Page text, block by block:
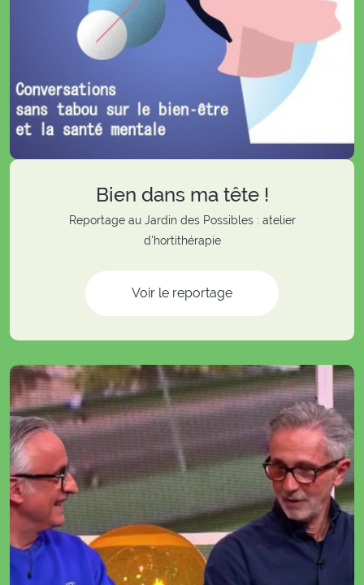
Bien dans ma tête !
Reportage au Jardin des Possibles : atelier
d'hortithérapie
Voir le reportage